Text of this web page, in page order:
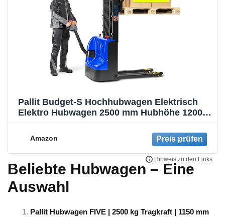
Pallit Budget-S Hochhubwagen Elektrisch
Elektro Hubwagen 2500 mm Hubhöhe 1200
Elektrischer Stapler inkl. 2 Blei-Gel-Batterien
mit 100 Ah
Amazon
Beliebte Hubwagen – Eine
Auswahl
Pallit Hubwagen FIVE | 2500 kg Tragkraft | 1150 mm